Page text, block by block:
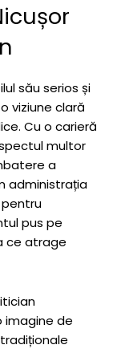
său serios și
viziune clară
Cu o carieră
multor
a
administrația
pus pe
ce atrage
imagine de